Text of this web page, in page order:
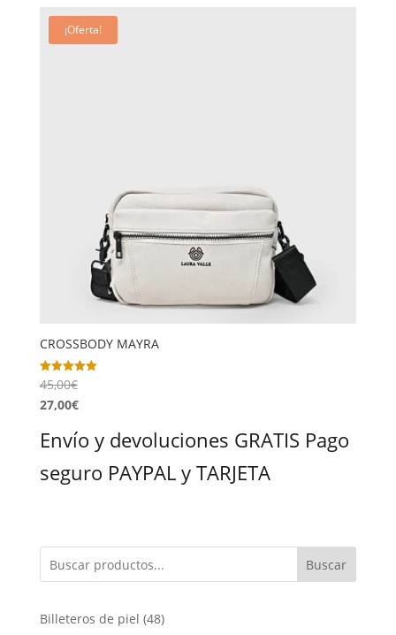
¡Oferta!
CROSSBODY MAYRA
Valorado
con
5.00
de 5
45,00€
27,00€
Envío y devoluciones GRATIS Pago
seguro PAYPAL y TARJETA
Buscar
Billeteros de piel 4848